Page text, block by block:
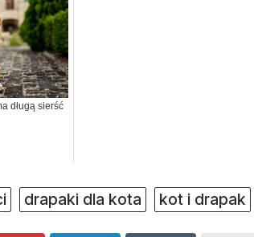
długą sierść
drapaki dla kota kot i drapak